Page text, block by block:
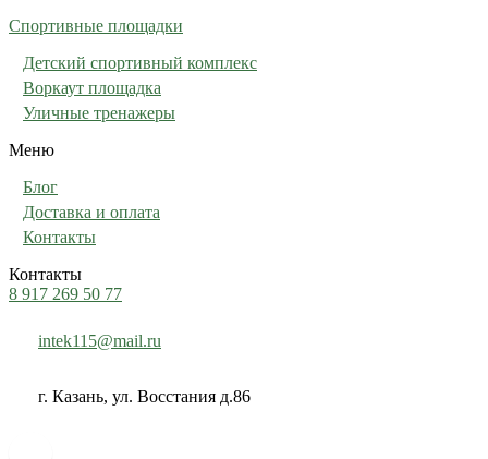
Спортивные площадки
Детский спортивный комплекс
Воркаут площадка
Уличные тренажеры
Меню
Блог
Доставка и оплата
Контакты
Контакты
8 917 269 50 77
intek115@mail.ru
г. Казань, ул. Восстания д.86